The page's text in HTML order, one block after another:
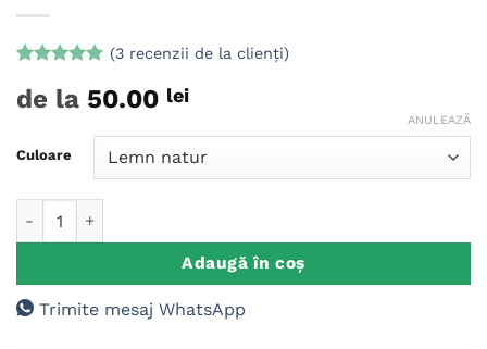
5din 5 pe
baza a
la clienți
(3recenzii de la clienți)
de la 50.00 lei
Culoare
ANULEAZĂ
Adaugă în coș
Trimite mesaj WhatsApp